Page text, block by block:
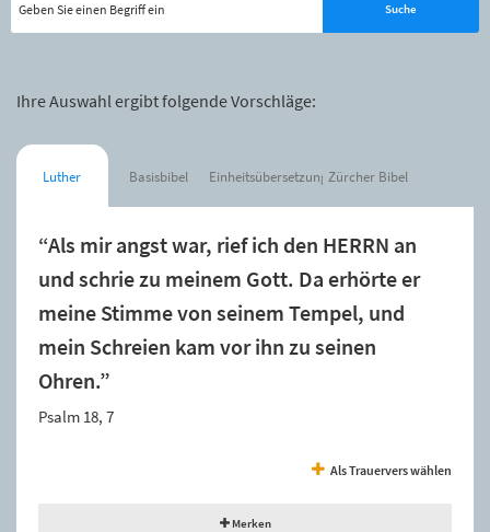
Ihre Auswahl ergibt folgende Vorschläge:
Luther Basisbibel Einheitsübersetzung Zürcher Bibel
“Als mir angst war, rief ich den HERRN an
und schrie zu meinem Gott. Da erhörte er
meine Stimme von seinem Tempel, und
mein Schreien kam vor ihn zu seinen
Ohren.”
Psalm 18, 7
Als Trauervers wählen
Merken